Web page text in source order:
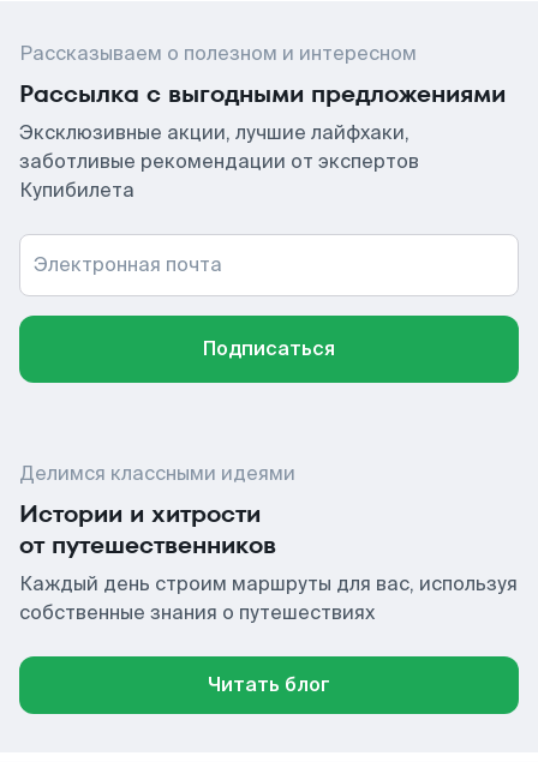
Рассказываем о полезном и интересном
Рассылка с выгодными предложениями
Эксклюзивные акции, лучшие лайфхаки,
заботливые рекомендации от экспертов
Купибилета
Электронная почта
Подписаться
Делимся классными идеями
Истории и хитрости
от путешественников
Каждый день строим маршруты для вас, используя
собственные знания о путешествиях
Читать блог